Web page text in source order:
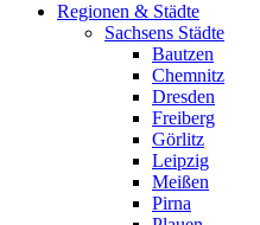
Regionen & Städte
Sachsens Städte
Bautzen
Chemnitz
Dresden
Freiberg
Görlitz
Leipzig
Meißen
Pirna